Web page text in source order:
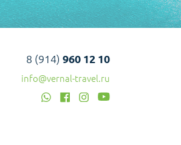
8 (914) 960 12 10
info@vernal-travel.ru